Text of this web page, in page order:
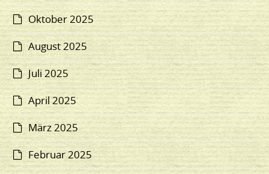
Oktober 2025
August 2025
Juli 2025
April 2025
März 2025
Februar 2025